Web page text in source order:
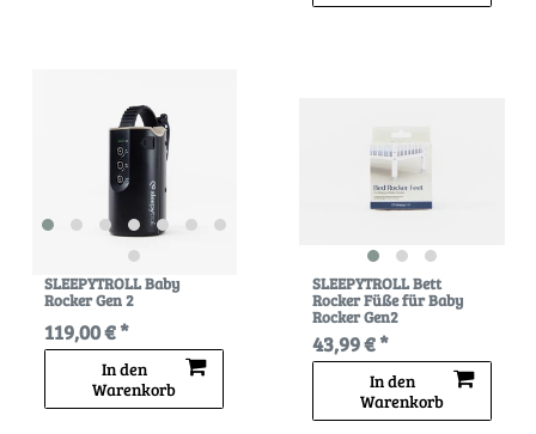
SLEEPYTROLL Baby
Rocker Gen 2
119,00 € *
In den
Warenkorb
SLEEPYTROLL Bett
Rocker Füße für Baby
Rocker Gen2
43,99 € *
In den
Warenkorb